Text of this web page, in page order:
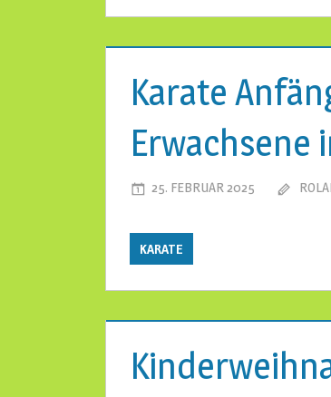
Karate
Erwachsene
25. FEBRUAR 2025
KARATE